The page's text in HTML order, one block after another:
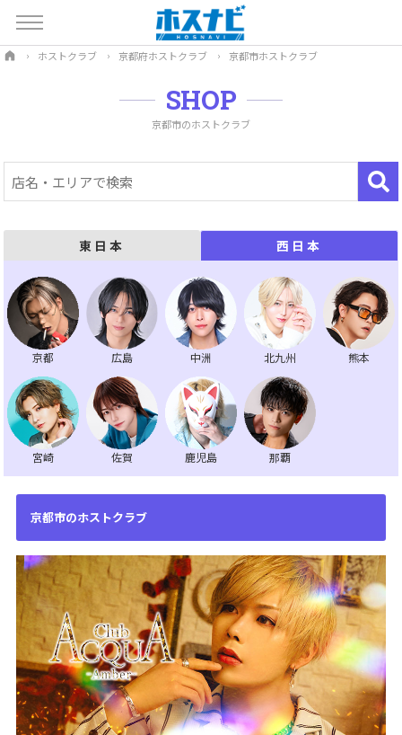
ホストクラブ 京都府ホストクラブ 京都市ホストクラブ
SHOP
京都市のホストクラブ
東日本 西日本
京都 広島 中洲 北九州 熊本
宮崎 佐賀 鹿児島 那覇
京都市のホストクラブ